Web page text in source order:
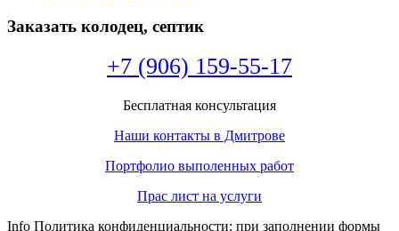
Заказать колодец, септик
+7 (906) 159-55-17
Бесплатная консультация
Наши контакты в Дмитрове
Портфолио выполенных работ
Прас лист на услуги
Info Политика конфиденциальности: при заполнении формы